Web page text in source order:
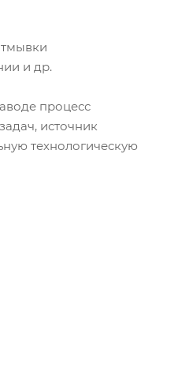
и др.
процесс
источник
технологическую